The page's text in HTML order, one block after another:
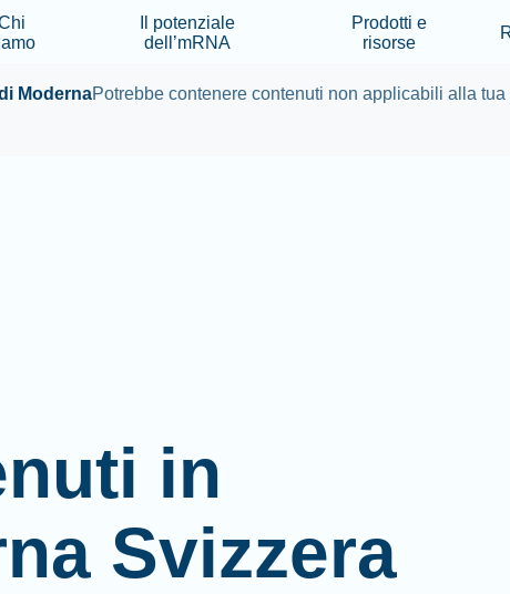
Il potenziale
dell’mRNA
Prodotti e
risorse
ModernaPotrebbe contenere contenuti non applicabili alla
in
Svizzera